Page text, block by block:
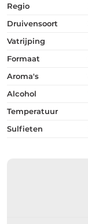
regio
druivensoort
vatrijping
formaat
aroma's
alcohol
temperatuur
Sulfieten